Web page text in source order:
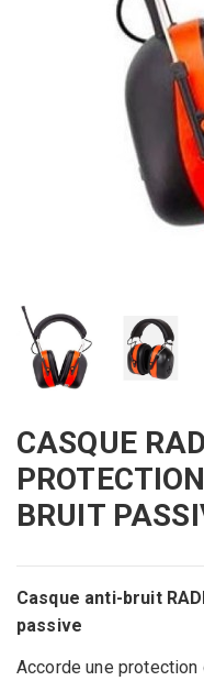
CASQUE
BRUIT
Casque anti-bruit
passive
Accorde une